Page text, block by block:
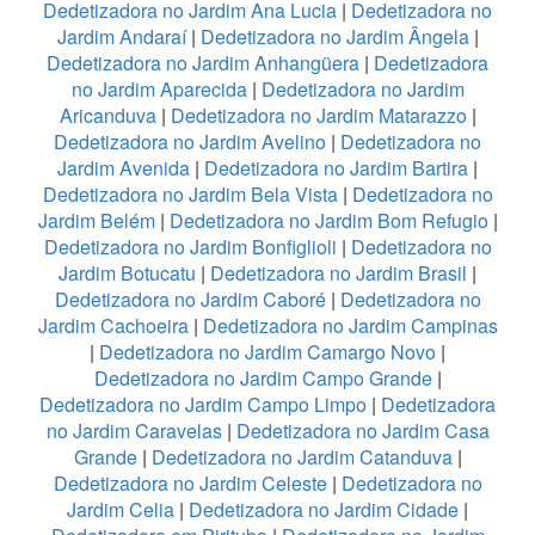
Dedetizadora no Jardim Ana Lucia | Dedetizadora no
Jardim Andaraí| Dedetizadora no Jardim Ângela|
Dedetizadora no Jardim Anhangüera | Dedetizadora
no Jardim Aparecida| Dedetizadora no Jardim
Aricanduva| Dedetizadora no Jardim Matarazzo|
Dedetizadora no Jardim Avelino | Dedetizadora no
Jardim Avenida | Dedetizadora no Jardim Bartira |
Dedetizadora no Jardim Bela Vista| Dedetizadora no
Jardim Belém| Dedetizadora no Jardim Bom Refugio|
Dedetizadora no Jardim Bonfiglioli | Dedetizadora no
Jardim Botucatu | Dedetizadora no Jardim Brasil |
Dedetizadora no Jardim Caboré| Dedetizadora no
Jardim Cachoeira| Dedetizadora no Jardim Campinas
| Dedetizadora no Jardim Camargo Novo |
Dedetizadora no Jardim Campo Grande|
Dedetizadora no Jardim Campo Limpo | Dedetizadora
no Jardim Caravelas| Dedetizadora no Jardim Casa
Grande| Dedetizadora no Jardim Catanduva|
Dedetizadora no Jardim Celeste| Dedetizadora no
Jardim Celia | Dedetizadora no Jardim Cidade |